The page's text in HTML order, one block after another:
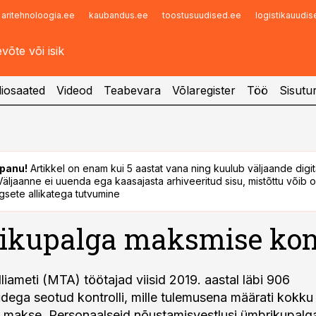
aritehnoloogia.ee kaubandus.ee toostusuudised.ee
Infopank
Videod Teabevara Võlaregister Töö
Artikkel on enam kui 5 aastat vana ning kuulub väljaande
ei uuenda ega kaasajasta arhiveeritud sisu, mistõttu võib
allikatega tutvumine
maksmise
(MTA) töötajad viisid 2019. aastal läbi 906
seotud kontrolli, mille tulemusena määrati kokku